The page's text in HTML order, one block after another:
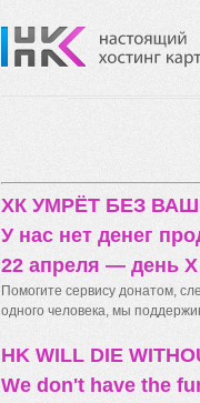
ХК УМРЁТ БЕЗ
У нас нет денег
22 апреля — день X
Помогите сервису донатом,
одного человека, мы
HK WILL DIE
We don't have the